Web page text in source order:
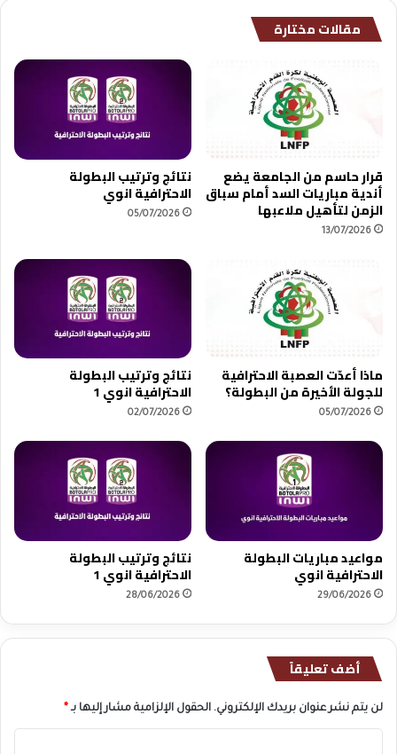
واتحاد
طنجة
الترتيب
مقالات مختارة
قرار حاسم من الجامعة يضع
أندية مباريات السد أمام سباق
الزمن لتأهيل ملاعبها
13/07/2026
نتائج وترتيب البطولة
الاحترافية انوي
05/07/2026
ماذا أعدّت العصبة الاحترافية
للجولة الأخيرة من البطولة؟
05/07/2026
نتائج وترتيب البطولة
الاحترافية انوي 1
02/07/2026
مواعيد مباريات البطولة
الاحترافية انوي
29/06/2026
نتائج وترتيب البطولة
الاحترافية انوي 1
28/06/2026
أضف تعليقاً
لن يتم نشر عنوان بريدك الإلكتروني. الحقول الإلزامية مشار إليها بـ *